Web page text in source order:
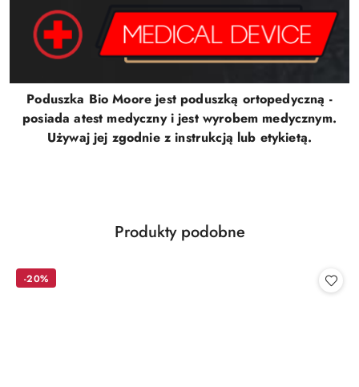
Poduszka Bio Moore jest poduszką ortopedyczną -
posiada atest medyczny i jest wyrobem medycznym.
Używaj jej zgodnie z instrukcją lub etykietą.
Pomiń karuzelę produktów
Produkty
Produkty podobne
-20%